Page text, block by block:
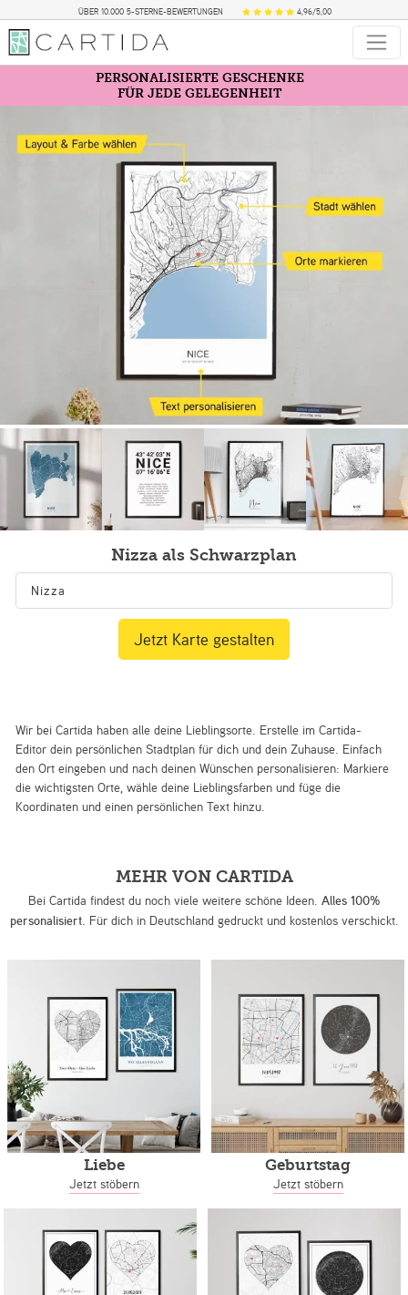
ÜBER 10.000 5-STERNE-BEWERTUNGEN 4,96/5,00
PERSONALISIERTE GESCHENKE
FÜR JEDE GELEGENHEIT
Nizza als Schwarzplan
Wir bei Cartida haben alle deine Lieblingsorte. Erstelle im Cartida-
Editor dein persönlichen Stadtplan für dich und dein Zuhause. Einfach
den Ort eingeben und nach deinen Wünschen personalisieren: Markiere
die wichtigsten Orte, wähle deine Lieblingsfarben und füge die
Koordinaten und einen persönlichen Text hinzu.
Jetzt Karte gestalten
MEHR VON CARTIDA
Bei Cartida findest du noch viele weitere schöne Ideen. Alles 100%
personalisiert. Für dich in Deutschland gedruckt und kostenlos verschickt.
Liebe
Jetzt stöbern
Geburtstag
Jetzt stöbern